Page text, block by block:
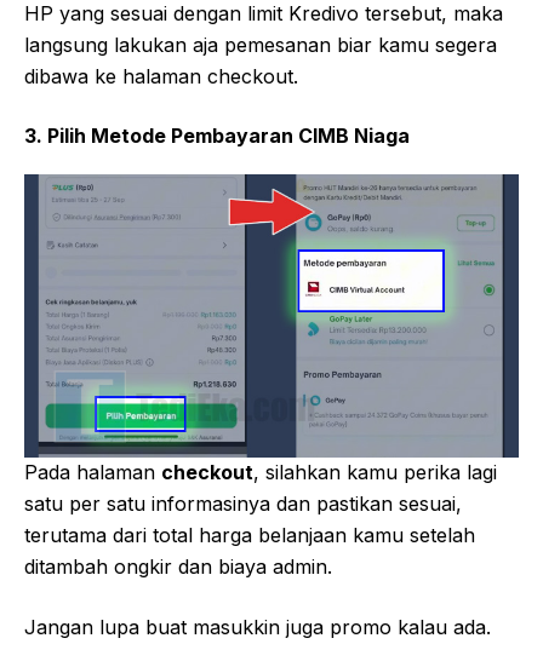
HP yang sesuai dengan limit Kredivo tersebut, maka
langsung lakukan aja pemesanan biar kamu segera
dibawa ke halaman checkout.
3. Pilih Metode Pembayaran CIMB Niaga
Pada halaman checkout, silahkan kamu perika lagi
satu per satu informasinya dan pastikan sesuai,
terutama dari total harga belanjaan kamu setelah
ditambah ongkir dan biaya admin.
Jangan lupa buat masukkin juga promo kalau ada.